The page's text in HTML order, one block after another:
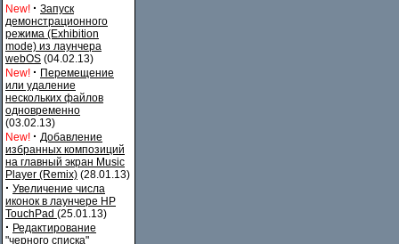
New! · Запуск
демонстрационного
режима (Exhibition
mode) из лаунчера
webOS (04.02.13)
New! · Перемещение
или удаление
нескольких файлов
одновременно
(03.02.13)
New! · Добавление
избранных композиций
на главный экран Music
Player (Remix) (28.01.13)
· Увеличение числа
иконок в лаунчере HP
TouchPad (25.01.13)
· Редактирование
"черного списка"